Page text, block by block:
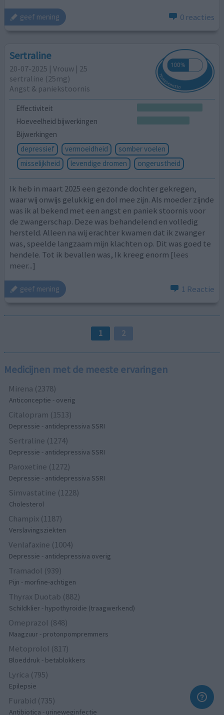
geef mening 0 reacties
Sertraline
20-07-2025 | Vrouw | 25
sertraline (25mg)
Angst & paniekstoornis
Effectiviteit
Hoeveelheid bijwerkingen
Bijwerkingen
depressief
vermoeidheid
somber voelen
misselijkheid
levendige dromen ongerustheid
Ik heb in maart 2025 een gezonde dochter gekregen,
waar wij onwijs gelukkig en dol mee zijn. Als moeder zijnde
was ik al bekend met een angst en paniek stoornis voor
de zwangerschap. Deze was behandelend en volledig
hersteld. Alleen na wij erachter kwamen dat ik zwanger
was, speelde langzaam mijn klachten op. Dit was goed te
hendele. Tot ik bevallen was, Ik kreeg enorm [lees
meer...]
geef mening 1 Reactie
1 2
Medicijnen met de meeste ervaringen
Mirena (2378)
Anticonceptie - overig
Citalopram (1513)
Depressie - antidepressiva SSRI
Sertraline (1274)
Depressie - antidepressiva SSRI
Paroxetine (1272)
Depressie - antidepressiva SSRI
Simvastatine (1228)
Cholesterol
Champix (1187)
Verslavingsziekten
Venlafaxine (1004)
Depressie - antidepressiva overig
Tramadol (939)
Pijn - morfine-achtigen
Thyrax Duotab (882)
Schildklier - hypothyroidie (traagwerkend)
Omeprazol (848)
Maagzuur - protonpompremmers
Metoprolol (817)
Bloeddruk - betablokkers
Lyrica (795)
Epilepsie
Furabid (735)
Antibiotica - urineweginfectie